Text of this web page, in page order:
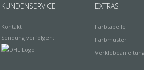
KUNDENSERVICE
Kontakt
Sendung verfolgen:
EXTRAS
Farbtabelle
Farbmuster